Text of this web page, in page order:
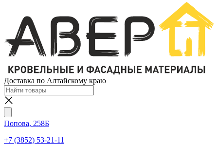
Доставка по Алтайскому краю
Попова, 258Б
+7 (3852) 53-21-11